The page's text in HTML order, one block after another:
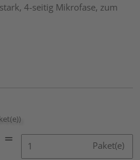
4-seitig Mikrofase, zum
Paket(e)